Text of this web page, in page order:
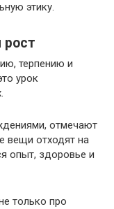
этику.
рост
терпению и
урок
отмечают
вещи отходят на
опыт, здоровье и
только про